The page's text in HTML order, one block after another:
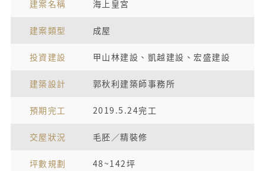
建案名稱 海上皇宮
建案類型 成屋
投資建設 甲山林建設、凱越建設、宏盛建設
建築設計 郭秋利建築師事務所
預期完工 2019.5.24完工
交屋狀況 毛胚／精裝修
坪數規劃 48~142坪